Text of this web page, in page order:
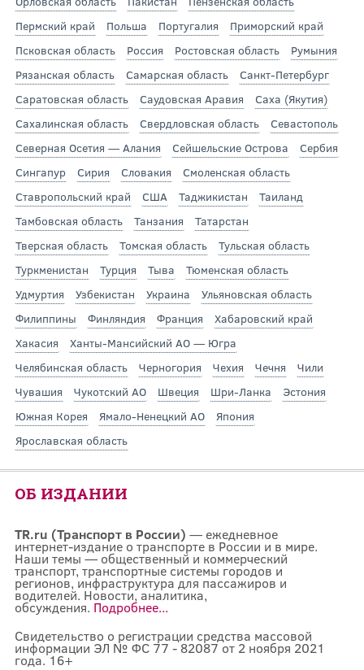
Пермский край
Польша Португалия
Приморский край
Псковская область
Россия Ростовская область
Румыния
Рязанская область
Самарская область
Санкт-Петербург
Саратовская область
Саудовская Аравия
Саха (Якутия)
Сахалинская область
Свердловская область
Севастополь
Северная Осетия — Алания
Сейшельские Острова
Сербия
Сингапур
Сирия Словакия
Смоленская область
Ставропольский край
США Таджикистан
Таиланд
Тамбовская область
Танзания
Татарстан
Тверская область
Томская область
Тульская область
Туркменистан
Турция Тыва
Тюменская область
Удмуртия
Узбекистан Украина
Ульяновская область
Филиппины
Финляндия Франция
Хабаровский край
Хакасия
Ханты-Мансийский АО — Югра
Челябинская область
Черногория Чехия Чечня
Чили
Чувашия
Чукотский АО Швеция Шри-Ланка
Эстония
Южная Корея
Ямало-Ненецкий АО
Япония
Ярославская область
ОБ ИЗДАНИИ
TR.ru (Транспорт в России) — ежедневное
интернет-издание о транспорте в России и в мире.
Наши темы — общественный и коммерческий
транспорт, транспортные системы городов и
регионов, инфраструктура для пассажиров и
водителей. Новости, аналитика,
обсуждения. Подробнее...
Свидетельство о регистрации средства массовой
информации ЭЛ № ФС 77 - 82087 от 2 ноября 2021
года. 16+